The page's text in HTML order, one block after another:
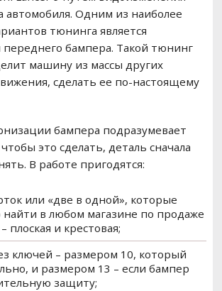
автомобиля. Одним из наиболее
тюнинга является
бампера. Такой тюнинг
машину из массы других
сделать ее по-настоящему
бампера подразумевает
это сделать, деталь сначала
В работе пригодятся:
или «две в одной», которые
найти в любом магазине по продаже
плоская и крестовая;
ключей – размером 10, который
и размером 13 – если бампер
защиту;